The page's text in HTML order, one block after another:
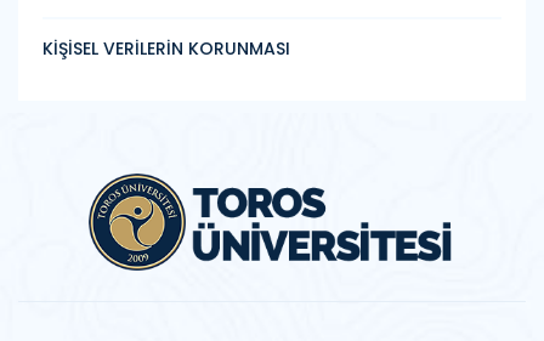
KİŞİSEL VERİLERİN KORUNMASI